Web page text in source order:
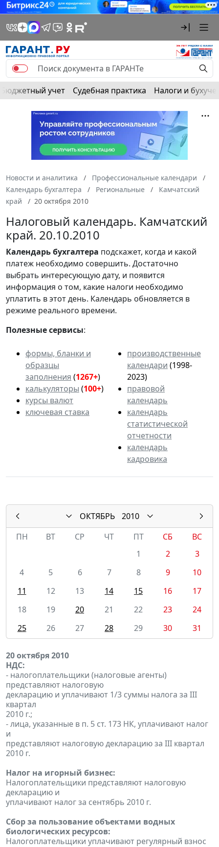
Бюджетный учет Судебная практика Налоги и
Новости и аналитика
Профессиональные календари
Календарь бухгалтера
Региональные
Камчатский
край
20 октября 2010
Налоговый календарь. Камчатский
край. 20.10.2010
Календарьбухгалтера подскажет, когда и какой
платеж необходимо совершить. Достаточно
выбрать интересующую дату, и появится
информация о том, какие налоги необходимо
уплатить в этот день. Календарь обновляется в
режиме реального времени.
Полезные сервисы:
формы, бланки и
образцы
заполнения (1267+)
калькуляторы (100+)
курсы валют
ключевая ставка
производственные
календари (1998-
2023)
правовой
календарь
календарь
статистической
отчетности
календарь
кадровика
ОКТЯБРЬ
2010
ПН
ВТ СР ЧТ ПТ СБ
ВС
1
2
3
4
5 6 7 8 9
10
11
12 13 14 15 16
17
18
19 20 21 22 23
24
25
26 27 28 29 30 31
20 октября 2010
НДС:
- налогоплательщики (налоговые агенты)
представляют налоговую
декларацию и уплачивают 1/3 суммы налога за III
квартал
2010 г.;
- лица, указанные в п. 5 ст. 173 НК, уплачивают налог
и
представляют налоговую декларацию за III квартал
2010 г.
Налог на игорный бизнес:
Налогоплательщики представляют налоговую
декларацию и
уплачивают налог за сентябрь 2010 г.
Сбор за пользование объектами водных
биологических ресурсов:
Налогоплательщики уплачивают регулярный взнос